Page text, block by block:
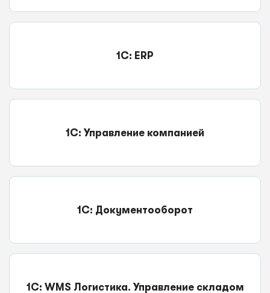
1C: ERP
1С: Управление компанией
1С: Документооборот
1С: WMS Логистика. Управление складом